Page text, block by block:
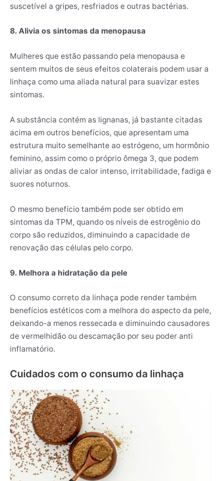
suscetível a gripes, resfriados e outras bactérias.
8. Alivia os sintomas da menopausa
Mulheres que estão passando pela menopausa e
sentem muitos de seus efeitos colaterais podem usar a
linhaça como uma aliada natural para suavizar estes
sintomas.
A substância contém as lignanas, já bastante citadas
acima em outros benefícios, que apresentam uma
estrutura muito semelhante ao estrógeno, um hormônio
feminino, assim como o próprio ômega 3, que podem
aliviar as ondas de calor intenso, irritabilidade, fadiga e
suores noturnos.
O mesmo benefício também pode ser obtido em
sintomas da TPM, quando os níveis de estrogênio do
corpo são reduzidos, diminuindo a capacidade de
renovação das células pelo corpo.
9. Melhora a hidratação da pele
O consumo correto da linhaça pode render também
benefícios estéticos com a melhora do aspecto da pele,
deixando-a menos ressecada e diminuindo causadores
de vermelhidão ou descamação por seu poder anti
inflamatório.
Cuidados com o consumo da linhaça